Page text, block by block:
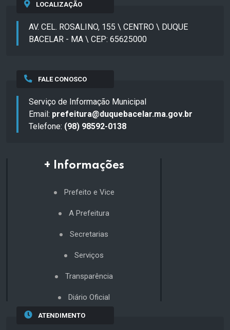
LOCALIZAÇÃO
AV. CEL. ROSALINO, 155 \ CENTRO \ DUQUE
BACELAR - MA \ CEP: 65625000
FALE CONOSCO
Serviço de Informação Municipal
Email: prefeitura@duquebacelar.ma.gov.br
Telefone: (98) 98592-0138
+ Informações
Prefeito e Vice
A Prefeitura
Secretarias
Serviços
Transparência
Diário Oficial
ATENDIMENTO